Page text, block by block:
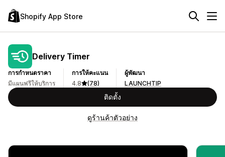
Shopify App Store
Delivery Timer
การกำหนดราคา
มีแผนฟรีให้บริการ
การให้คะแนน
4.8
(78)
ผู้พัฒนา
LAUNCHTIP
ติดตั้ง
ดูร้านค้าตัวอย่าง